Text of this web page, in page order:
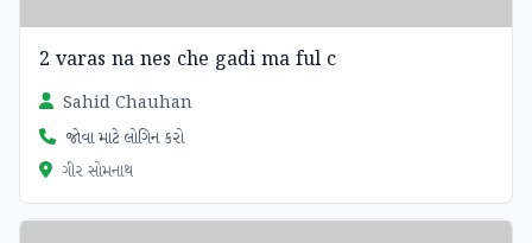
2 varas na nes che gadi ma ful c
Sahid Chauhan
જોવા માટે લોગિન કરો
ગીર સોમનાથ